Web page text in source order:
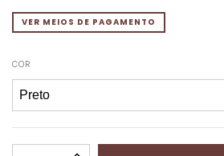
VER MEIOS DE PAGAMENTO
COR